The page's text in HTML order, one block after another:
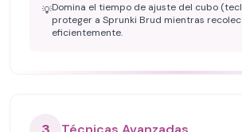
💡Domina el tiempo de ajuste del cubo
proteger a Sprunki Brud mientras
eficientemente.